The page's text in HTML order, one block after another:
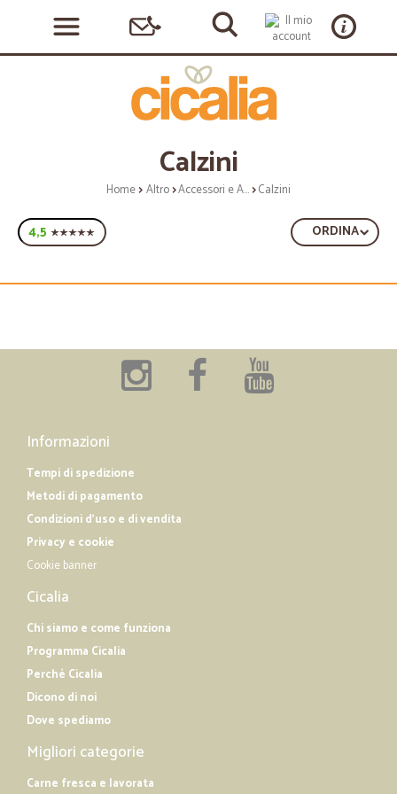
Calzini
Home Altro Accessori e Abbigliamento Calzini
4,5 ORDINA
Informazioni
Tempi di spedizione
Metodi di pagamento
Condizioni d'uso e di vendita
Privacy e cookie
Cookie banner
Cicalia
Chi siamo e come funziona
Programma Cicalia
Perché Cicalia
Dicono di noi
Dove spediamo
Migliori categorie
Carne fresca e lavorata